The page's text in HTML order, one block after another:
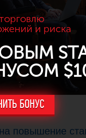
и риска
БОНУС
повышение